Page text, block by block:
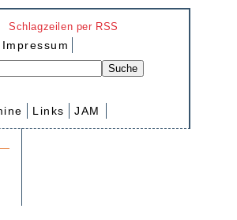
Schlagzeilen per RSS
Impressum
Links JAM